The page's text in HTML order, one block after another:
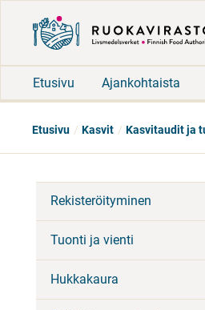
Etusivu Ajankohtaista
Etusivu Kasvit Kasvitaudit ja
Rekisteröityminen
Tuonti ja vienti
Hukkakaura